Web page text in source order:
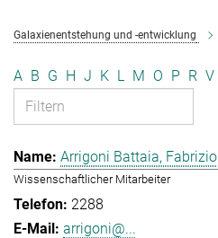
Galaxienentstehung und -entwicklung
A B G H J K L M O P R V
Arrigoni Battaia, Fabrizio
Wissenschaftlicher Mitarbeiter
2288
arrigoni@...